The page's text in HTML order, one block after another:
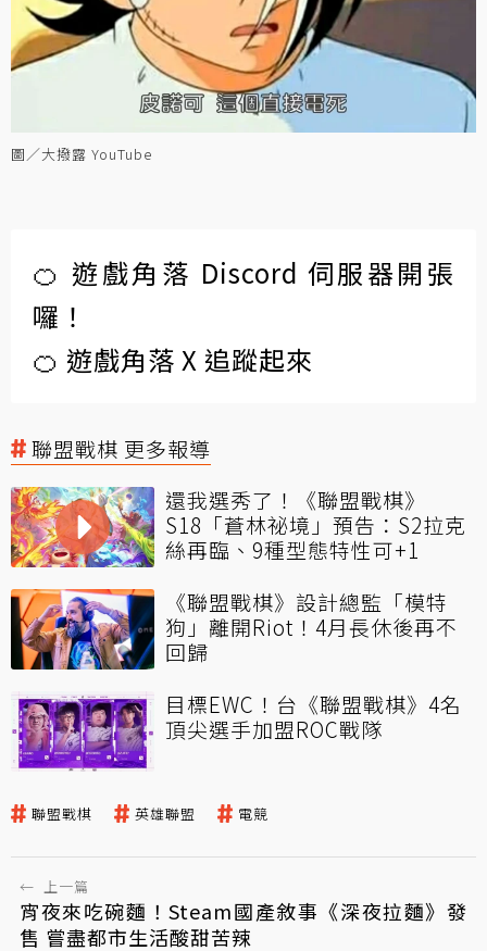
圖／大撥露 YouTube
🍊 遊戲角落 Discord 伺服器開張
囉！
🍊 遊戲角落 X 追蹤起來
聯盟戰棋 更多報導
還我選秀了！《聯盟戰棋》
S18「蒼林祕境」預告：S2拉克
絲再臨、9種型態特性可+1
《聯盟戰棋》設計總監「模特
狗」離開Riot！4月長休後再不
回歸
目標EWC！台《聯盟戰棋》4名
頂尖選手加盟ROC戰隊
聯盟戰棋 英雄聯盟 電競
← 上一篇
宵夜來吃碗麵！Steam國產敘事《深夜拉麵》發
售 嘗盡都市生活酸甜苦辣